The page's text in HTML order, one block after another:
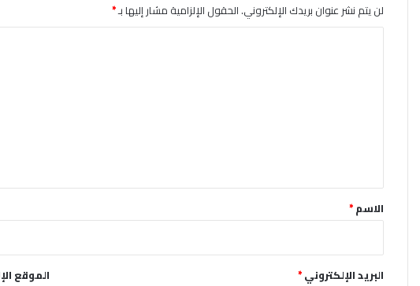
لن يتم نشر عنوان بريدك الإلكتروني.الحقول الإلزامية مشار إليها بـ*
*الاسم*
البريد الإلكتروني* الموقع